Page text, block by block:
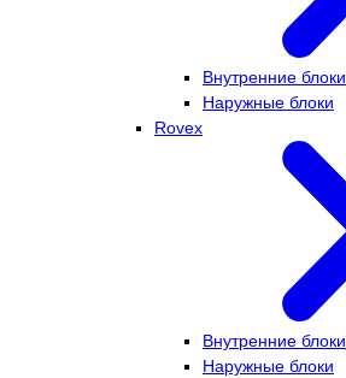
Внутренние блоки
Наружные блоки
Rovex
Внутренние блоки
Наружные блоки